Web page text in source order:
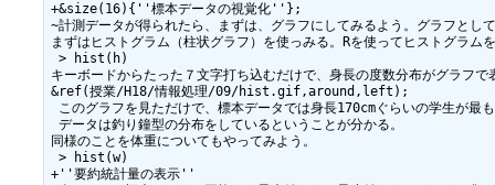
+&size(16){''標本データの視覚化''};
~計測データが得られたら、まずは、グラフにしてみるよう。グラフと
まずはヒストグラム（柱状グラフ）を使っみる。Rを使ってヒストグラム
> hist(h)
キーボードからたった７文字打ち込むだけで、身長の度数分布がグラフで
&ref(授業/H18/情報処理/09/hist.gif,around,left);
このグラフを見ただけで、標本データでは身長170cmぐらいの学生が最
データは釣り鐘型の分布をしているということが分かる。
同様のことを体重についてもやってみよう。
> hist(w)
+''要約統計量の表示''